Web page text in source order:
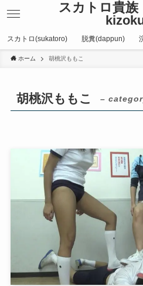
スカトロ貴
kizoku
スカトロ(sukatoro) 脱糞(dappun)
ホーム 胡桃沢ももこ
胡桃沢ももこ –